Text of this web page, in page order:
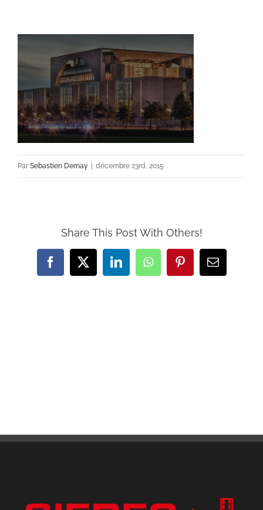
Par Sebastien Demay | décembre 23rd, 2015
Share This Post With Others!
Facebook
X LinkedInWhatsAppPinterestEmail